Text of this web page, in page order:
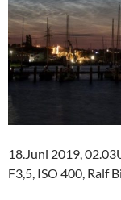
18.Juni 2019,
F3,5, ISO 400, Ralf